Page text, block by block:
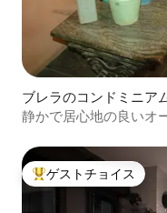
ブレラのコンドミニア
静かで居心地の良いオ
大好評のゲストチョイ
ゲストチョイス